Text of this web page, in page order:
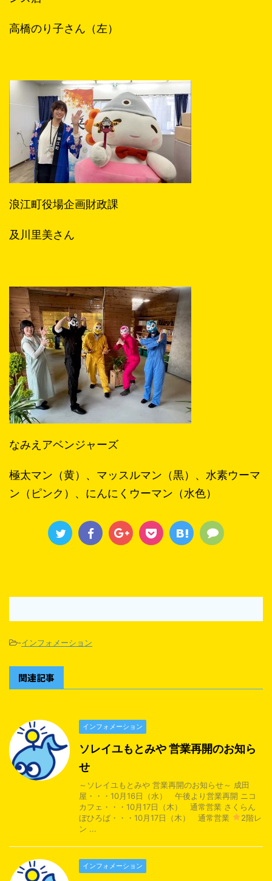
高橋のり子さん（左）
浪江町役場企画財政課
及川里美さん
なみえアベンジャーズ
極太マン（黄）、マッスルマン（黒）、水素ウーマ
ン（ピンク）、にんにくウーマン（水色）
-インフォメーション
関連記事
インフォメーション
ソレイユもとみや 営業再開のお知ら
せ
～ソレイユもとみや 営業再開のお知らせ～ 成田
屋・・・10月16日（水） 午後より営業再開 ニコ
カフェ・・・10月17日（木） 通常営業 さくらん
ぼひろば・・・10月17日（木） 通常営業
2階レ
ン ...
インフォメーション